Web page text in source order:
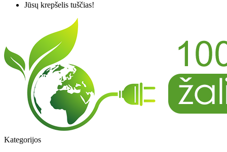
Jūsų krepšelis tuščias!
Kategorijos